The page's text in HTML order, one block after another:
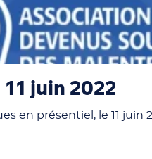
juin 2022
en présentiel, le 11 juin